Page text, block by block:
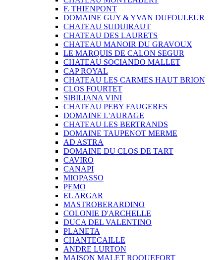
F. THIENPONT
DOMAINE GUY & YVAN DUFOULEUR
CHATEAU SUDUIRAUT
CHATEAU DES LAURETS
CHATEAU MANOIR DU GRAVOUX
LE MARQUIS DE CALON SEGUR
CHATEAU SOCIANDO MALLET
CAP ROYAL
CHATEAU LES CARMES HAUT BRION
CLOS FOURTET
SIBILIANA VINI
CHATEAU PEBY FAUGERES
DOMAINE L'AURAGE
CHATEAU LES BERTRANDS
DOMAINE TAUPENOT MERME
AD ASTRA
DOMAINE DU CLOS DE TART
CAVIRO
CANAPI
MIOPASSO
PEMO
EL ARGAR
MASTROBERARDINO
COLONIE D'ARCHELLE
DUCA DEL VALENTINO
PLANETA
CHANTECAILLE
ANDRE LURTON
MAISON MALET ROQUEFORT